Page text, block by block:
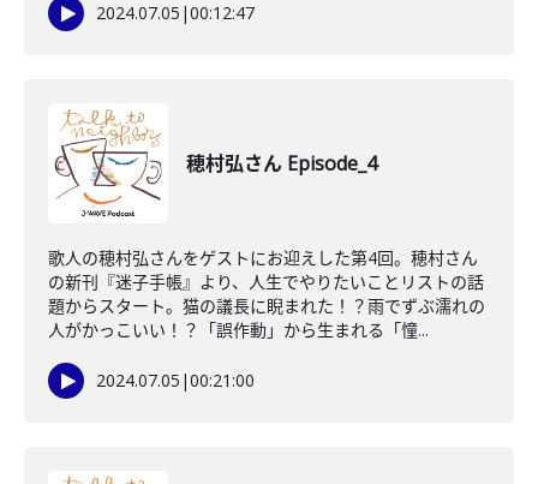
2024.07.05 |00:12:47
穂村弘さん Episode_4
歌人の穂村弘さんをゲストにお迎えした第4回。穂村さん
の新刊『迷子手帳』より、人生でやりたいことリストの話
題からスタート。猫の議長に睨まれた！？雨でずぶ濡れの
人がかっこいい！？「誤作動」から生まれる「憧...
2024.07.05 |00:21:00